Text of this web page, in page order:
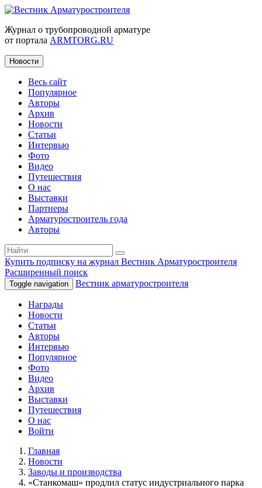
Журнал о трубопроводной арматуре
от портала ARMTORG.RU
Новости
Весь сайт
Популярное
Авторы
Архив
Новости
Статьи
Интервью
Фото
Видео
Путешествия
О нас
Выставки
Партнеры
Арматуростроитель года
Авторы
Купить подписку на журнал Вестник Арматуростроителя
Расширенный поиск
Toggle navigation Вестник арматуростроителя
Награды
Новости
Статьи
Авторы
Интервью
Популярное
Фото
Видео
Архив
Выставки
Путешествия
О нас
Войти
Главная
Новости
Заводы и производства
«Станкомаш» продлил статус индустриального парка